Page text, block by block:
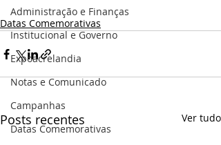
Administração e Finanças
Institucional e Governo
Expoacrelandia
Notas e Comunicado
Campanhas
Datas Comemorativas
Datas Comemorativas
Posts recentes Ver tudo